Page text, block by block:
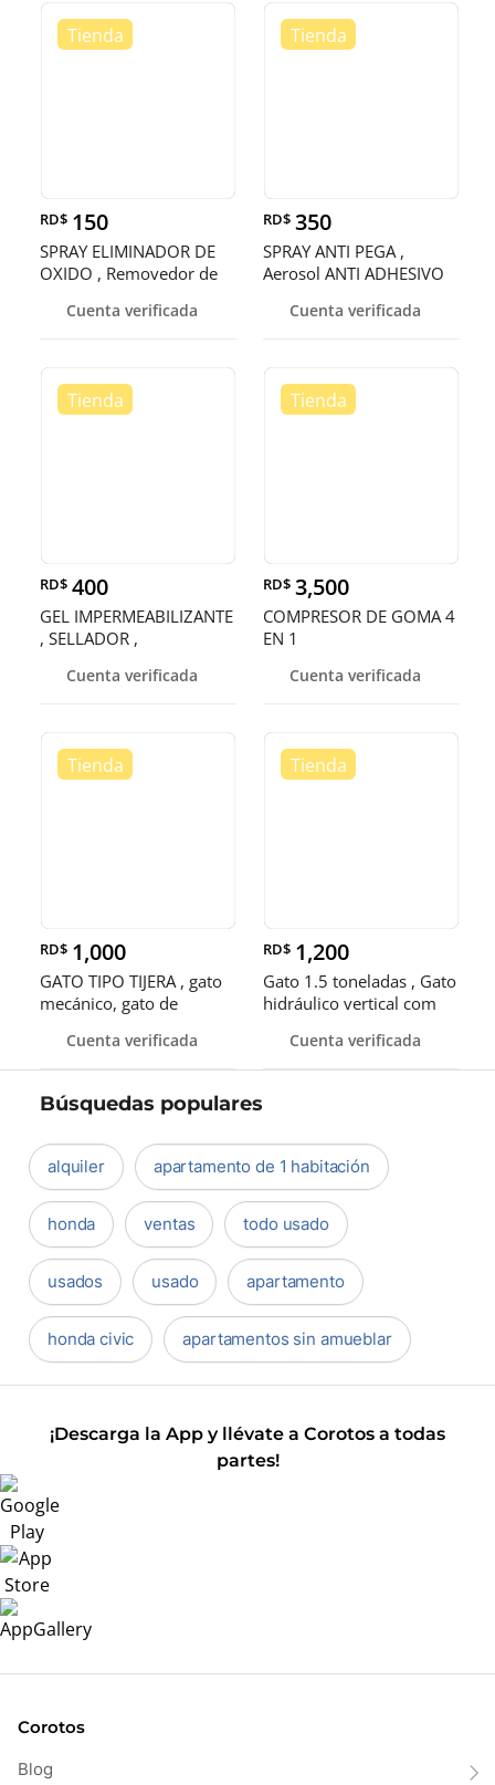
RD$ 150
SPRAY ELIMINADOR DE
OXIDO , Removedor de
Cuenta verificada
RD$ 350
SPRAY ANTI PEGA ,
Aerosol ANTI ADHESIVO
Cuenta verificada
RD$ 400
GEL IMPERMEABILIZANTE
, SELLADOR ,
Cuenta verificada
RD$ 3,500
COMPRESOR DE GOMA 4
EN 1
Cuenta verificada
RD$ 1,000
GATO TIPO TIJERA , gato
mecánico, gato de
Cuenta verificada
RD$ 1,200
Gato 1.5 toneladas , Gato
hidráulico vertical com
Cuenta verificada
Búsquedas populares
alquiler apartamento de 1 habitación
honda ventas todo usado
usados usado apartamento
honda civic apartamentos sin amueblar
¡Descarga la App y llévate a Corotos a todas
partes!
Corotos
Blog